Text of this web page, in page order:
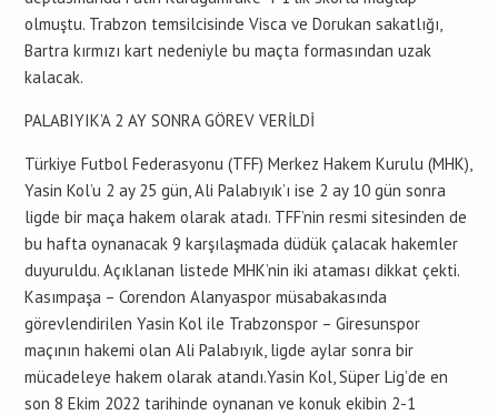
olmuştu. Trabzon temsilcisinde Visca ve Dorukan sakatlığı,
Bartra kırmızı kart nedeniyle bu maçta formasından uzak
kalacak.
PALABIYIK’A 2 AY SONRA GÖREV VERİLDİ
Türkiye Futbol Federasyonu (TFF) Merkez Hakem Kurulu (MHK),
Yasin Kol’u 2 ay 25 gün, Ali Palabıyık’ı ise 2 ay 10 gün sonra
ligde bir maça hakem olarak atadı. TFF’nin resmi sitesinden de
bu hafta oynanacak 9 karşılaşmada düdük çalacak hakemler
duyuruldu. Açıklanan listede MHK’nin iki ataması dikkat çekti.
Kasımpaşa – Corendon Alanyaspor müsabakasında
görevlendirilen Yasin Kol ile Trabzonspor – Giresunspor
maçının hakemi olan Ali Palabıyık, ligde aylar sonra bir
mücadeleye hakem olarak atandı.Yasin Kol, Süper Lig’de en
son 8 Ekim 2022 tarihinde oynanan ve konuk ekibin 2-1